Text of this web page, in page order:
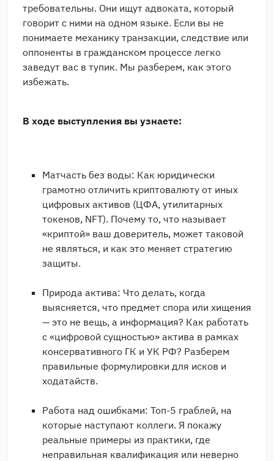
требовательны. Они ищут адвоката, который
говорит с ними на одном языке. Если вы не
понимаете механику транзакции, следствие или
оппоненты в гражданском процессе легко
заведут вас в тупик. Мы разберем, как этого
избежать.
В ходе выступления вы узнаете:
Матчасть без воды: Как юридически
грамотнo отличить криптовалюту от иных
цифровых активов (ЦФА, утилитарных
токенов, NFT). Почему то, что называет
«криптой» ваш доверитель, может таковой
не являться, и как это меняет стратегию
защиты.
Природа актива: Что делать, когда
выясняется, что предмет спора или хищения
— это не вещь, а информация? Как работать
с «цифровой сущностью» актива в рамках
консервативного ГК и УК РФ? Разберем
правильные формулировки для исков и
ходатайств.
Работа над ошибками: Топ-5 граблей, на
которые наступают коллеги. Я покажу
реальные примеры из практики, где
неправильная квалификация или неверно